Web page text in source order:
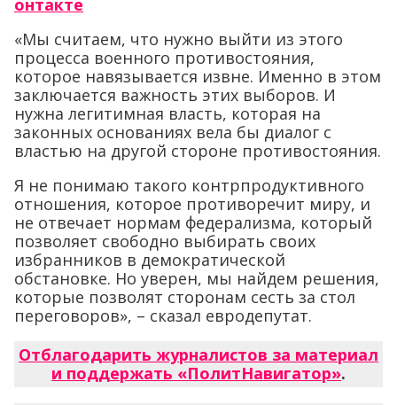
онтакте
«Мы считаем, что нужно выйти из этого
процесса военного противостояния,
которое навязывается извне. Именно в этом
заключается важность этих выборов. И
нужна легитимная власть, которая на
законных основаниях вела бы диалог с
властью на другой стороне противостояния.
Я не понимаю такого контрпродуктивного
отношения, которое противоречит миру, и
не отвечает нормам федерализма, который
позволяет свободно выбирать своих
избранников в демократической
обстановке. Но уверен, мы найдем решения,
которые позволят сторонам сесть за стол
переговоров», – сказал евродепутат.
Отблагодарить журналистов за материал
и поддержать «ПолитНавигатор».